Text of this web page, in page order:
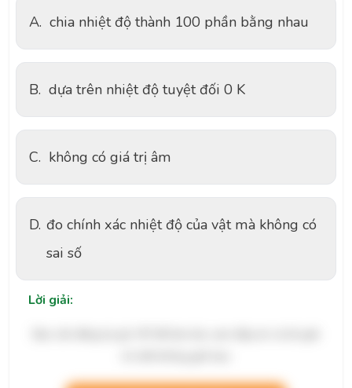
A. chia nhiệt độ thành 100 phần bằng nhau
B. dựa trên nhiệt độ tuyệt đối 0 K
C. không có giá trị âm
D. đo chính xác nhiệt độ của vật mà không có
sai số
Lời giải: